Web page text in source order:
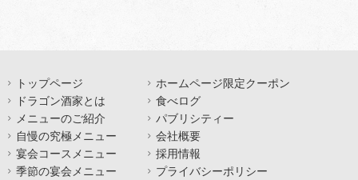
トップページ
ドラゴン酒家とは
メニューのご紹介
自慢の究極メニュー
宴会コースメニュー
季節の宴会メニュー
ホームページ限定クーポン
食べログ
パブリシティー
会社概要
採用情報
プライバシーポリシー